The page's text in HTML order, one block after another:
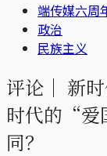
端传媒六周
政治
民族主义
评论｜ 新
时代的“爱
同？